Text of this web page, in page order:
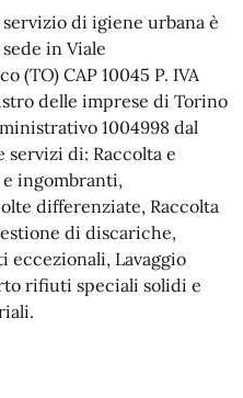
di igiene urbana è
sede in Viale
(TO) CAP 10045 P. IVA
delle imprese di Torino
1004998 dal
servizi di: Raccolta e
ingombranti,
differenziate, Raccolta
di discariche,
eccezionali, Lavaggio
rifiuti speciali solidi e